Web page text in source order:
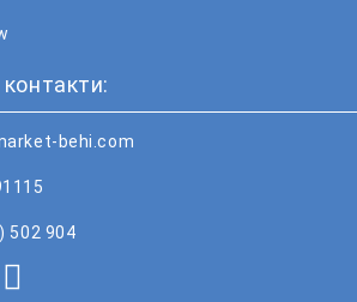
behi.com
502 904